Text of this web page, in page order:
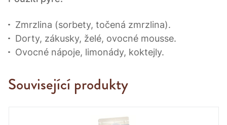
Zmrzlina (sorbety, točená zmrzlina).
Dorty, zákusky, želé, ovocné mousse.
Ovocné nápoje, limonády, koktejly.
Související produkty